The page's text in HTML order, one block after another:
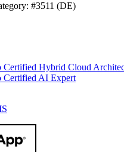
#3511 (DE)
Certified Hybrid Cloud
Certified AI Expert